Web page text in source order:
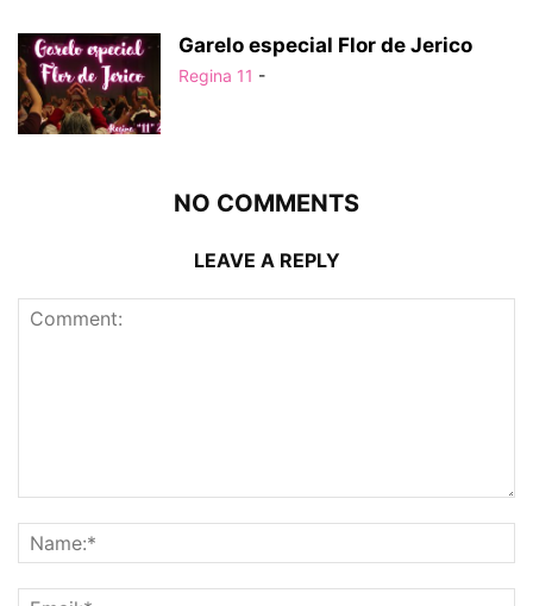
Garelo especial Flor de Jerico
Regina 11 -
NO COMMENTS
LEAVE A REPLY